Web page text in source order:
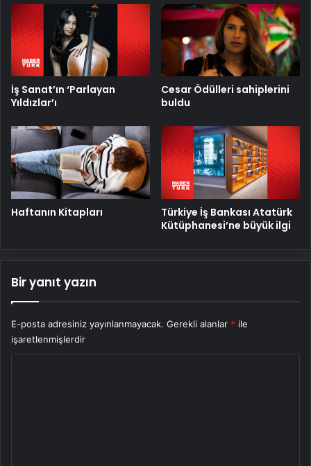
İş Sanat’ın ‘Parlayan
Yıldızlar’ı
Cesar Ödülleri sahiplerini
buldu
Haftanın Kitapları
Türkiye İş Bankası Atatürk
Kütüphanesi’ne büyük ilgi
Bir yanıt yazın
E-posta adresiniz yayınlanmayacak. Gerekli alanlar * ile
işaretlenmişlerdir